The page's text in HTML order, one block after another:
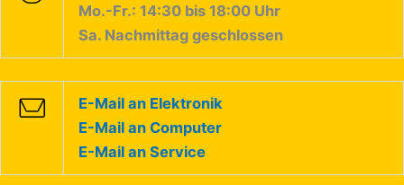
Mo.-Fr.: 14:30 bis 18:00 Uhr
Sa. Nachmittag geschlossen
E-Mail an Elektronik
E-Mail an Computer
E-Mail an Service